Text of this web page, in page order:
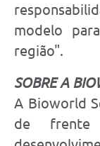
modelo
região".
SOBRE A
A Bioworld
de frente